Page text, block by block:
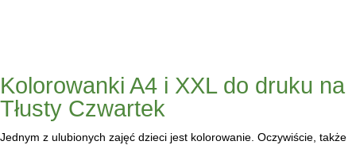
Kolorowanki A4 i XXL do druku na
Tłusty Czwartek
Jednym z ulubionych zajęć dzieci jest kolorowanie. Oczywiście, także